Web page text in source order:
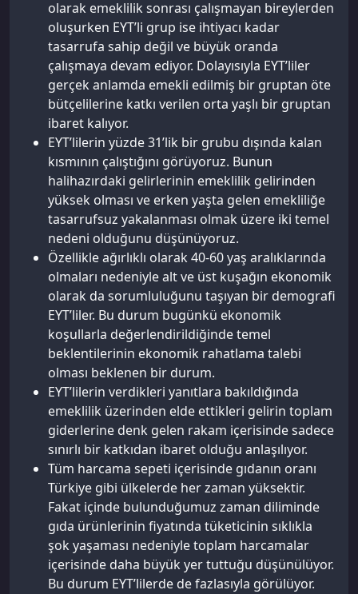
olarak emeklilik sonrası çalışmayan bireylerden
oluşurken EYT’li grup ise ihtiyacı kadar
tasarrufa sahip değil ve büyük oranda
çalışmaya devam ediyor. Dolayısıyla EYT’liler
gerçek anlamda emekli edilmiş bir gruptan öte
bütçelilerine katkı verilen orta yaşlı bir gruptan
ibaret kalıyor.
EYT’lilerin yüzde 31’lik bir grubu dışında kalan
kısmının çalıştığını görüyoruz. Bunun
halihazırdaki gelirlerinin emeklilik gelirinden
yüksek olması ve erken yaşta gelen emekliliğe
tasarrufsuz yakalanması olmak üzere iki temel
nedeni olduğunu düşünüyoruz.
Özellikle ağırlıklı olarak 40-60 yaş aralıklarında
olmaları nedeniyle alt ve üst kuşağın ekonomik
olarak da sorumluluğunu taşıyan bir demografi
EYT’liler. Bu durum bugünkü ekonomik
koşullarla değerlendirildiğinde temel
beklentilerinin ekonomik rahatlama talebi
olması beklenen bir durum.
EYT’lilerin verdikleri yanıtlara bakıldığında
emeklilik üzerinden elde ettikleri gelirin toplam
giderlerine denk gelen rakam içerisinde sadece
sınırlı bir katkıdan ibaret olduğu anlaşılıyor.
Tüm harcama sepeti içerisinde gıdanın oranı
Türkiye gibi ülkelerde her zaman yüksektir.
Fakat içinde bulunduğumuz zaman diliminde
gıda ürünlerinin fiyatında tüketicinin sıklıkla
şok yaşaması nedeniyle toplam harcamalar
içerisinde daha büyük yer tuttuğu düşünülüyor.
Bu durum EYT’lilerde de fazlasıyla görülüyor.